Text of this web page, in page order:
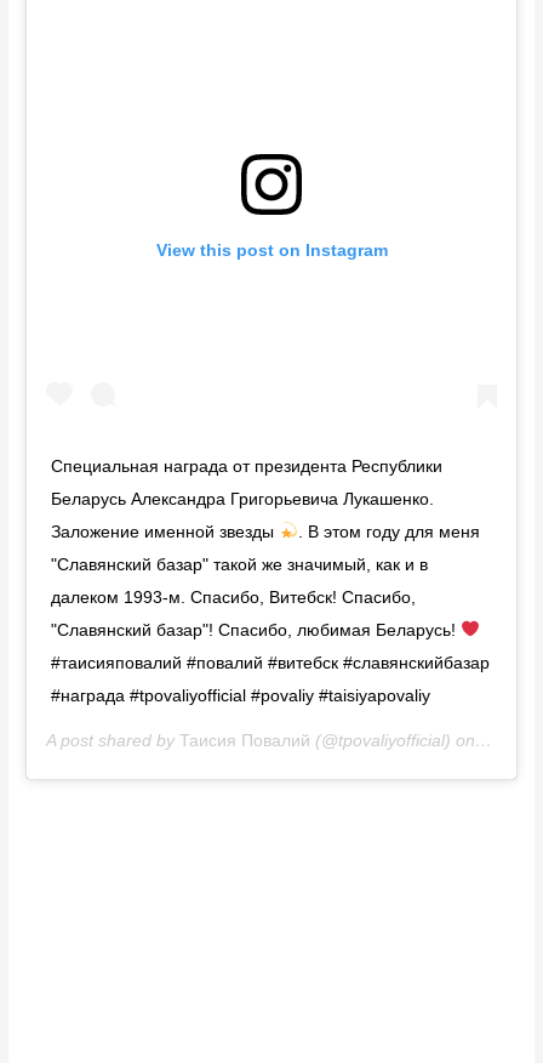
View this post on Instagram
Специальная награда от президента Республики
Беларусь Александра Григорьевича Лукашенко.
Заложение именной звезды
. В этом году для меня
"Славянский базар" такой же значимый, как и в
далеком 1993-м. Спасибо, Витебск! Спасибо,
"Славянский базар"! Спасибо, любимая Беларусь!
#таисияповалий #повалий #витебск #славянскийбазар
#награда #tpovaliyofficial #povaliy #taisiyapovaliy
A post shared byТаисия Повалий (@tpovaliyofficial) on Jul 11,